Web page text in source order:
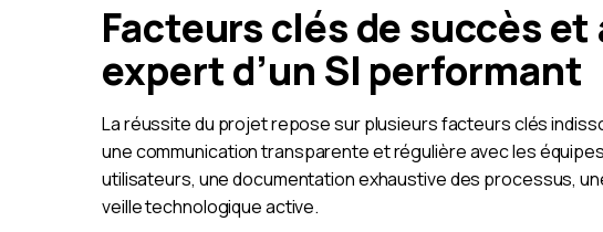
Facteurs clés de succès
expert d’un SI performant
La réussite du projet repose sur plusieurs facteurs clés
une communication transparente et régulière avec les
utilisateurs, une documentation exhaustive des processus,
veille technologique active.